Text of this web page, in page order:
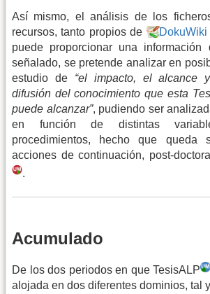
Así mismo, el análisis de los
recursos, tanto propios de
DokuWiki
puede proporcionar una
señalado, se pretende analizar en
estudio de “el impacto, el alcance
difusión del conocimiento que esta
puede alcanzar”, pudiendo ser
en función de distintas
procedimientos, hecho que queda
acciones de continuación, post-
.
Acumulado
De los dos periodos en que TesisALP
alojada en dos diferentes dominios, tal